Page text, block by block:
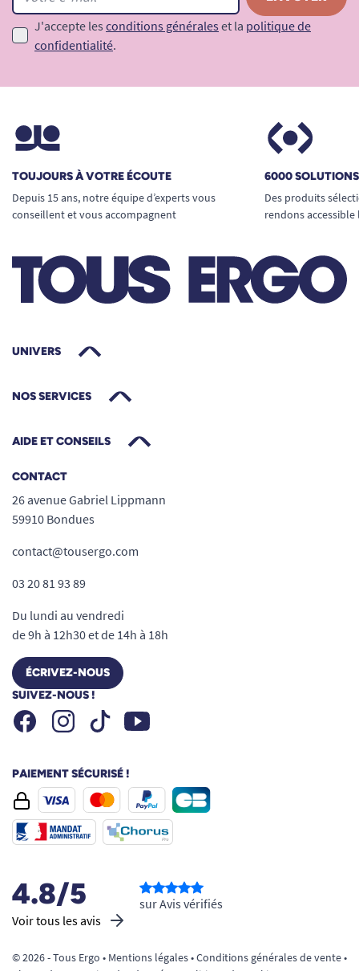
J'accepte les conditions générales et la politique de
confidentialité.
TOUJOURS À VOTRE ÉCOUTE
Depuis 15 ans, notre équipe d’experts vous
conseillent et vous accompagnent
6000
Des produits
rendons
UNIVERS
NOS SERVICES
AIDE ET CONSEILS
CONTACT
26 avenue Gabriel Lippmann
59910 Bondues
contact@tousergo.com
03 20 81 93 89
Du lundi au vendredi
de 9h à 12h30 et de 14h à 18h
ÉCRIVEZ-NOUS
SUIVEZ-NOUS !
FacebookInstagramTiktok Youtube
PAIEMENT SÉCURISÉ !
4.8/5
Voir tous les avis
sur Avis vérifiés
© 2026 - Tous Ergo • Mentions légales•Conditions générales de vente•